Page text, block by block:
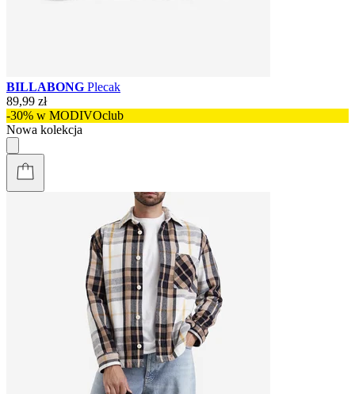
BILLABONG Plecak
89,99 zł
-30% w MODIVOclub
Nowa kolekcja